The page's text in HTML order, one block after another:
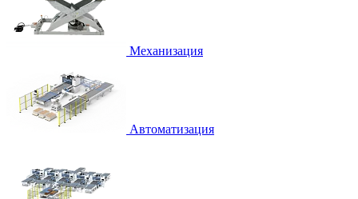
Механизация
Автоматизация